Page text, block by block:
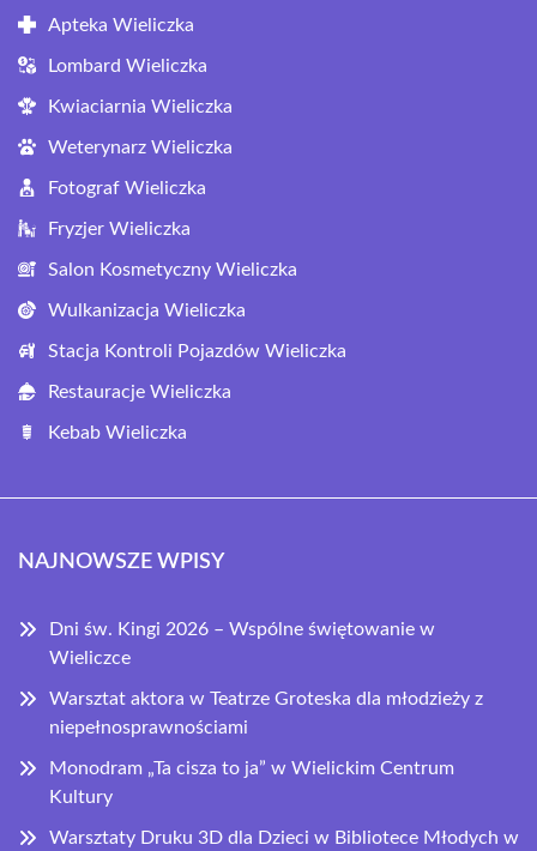
Apteka Wieliczka
Lombard Wieliczka
Kwiaciarnia Wieliczka
Weterynarz Wieliczka
Fotograf Wieliczka
Fryzjer Wieliczka
Salon Kosmetyczny Wieliczka
Wulkanizacja Wieliczka
Stacja Kontroli Pojazdów Wieliczka
Restauracje Wieliczka
Kebab Wieliczka
NAJNOWSZE WPISY
Dni św. Kingi 2026 – Wspólne świętowanie w
Wieliczce
Warsztat aktora w Teatrze Groteska dla młodzieży z
niepełnosprawnościami
Monodram „Ta cisza to ja” w Wielickim Centrum
Kultury
Warsztaty Druku 3D dla Dzieci w Bibliotece Młodych w